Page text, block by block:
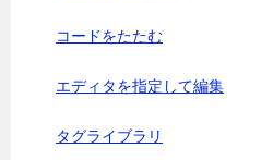
コードをたたむ
エディタを指定して編集
タグライブラリ